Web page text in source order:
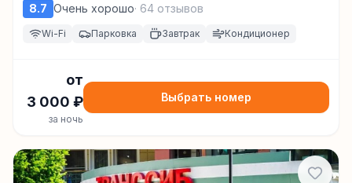
8.7 Очень хорошо· 64 отзывов
Wi-Fi Парковка Завтрак Кондиционер
от
3 000 ₽
за ночь
Выбрать номер